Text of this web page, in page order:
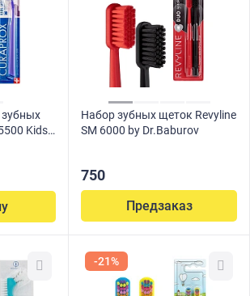
зубных
Kids
Набор зубных щеток Revyline
SM 6000 by Dr.Baburov
750
Предзаказ
-21%